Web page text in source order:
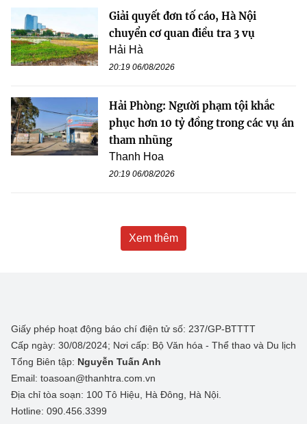
Giải quyết đơn tố cáo, Hà Nội
chuyển cơ quan điều tra 3 vụ
Hải Hà
20:19 06/08/2026
Hải Phòng: Người phạm tội khắc
phục hơn 10 tỷ đồng trong các vụ án
tham nhũng
Thanh Hoa
20:19 06/08/2026
Xem thêm
Giấy phép hoạt động báo chí điện tử số: 237/GP-BTTTT
Cấp ngày: 30/08/2024; Nơi cấp: Bộ Văn hóa - Thể thao và Du lịch
Tổng Biên tập: Nguyễn Tuấn Anh
Email: toasoan@thanhtra.com.vn
Địa chỉ tòa soạn: 100 Tô Hiệu, Hà Đông, Hà Nội.
Hotline: 090.456.3399